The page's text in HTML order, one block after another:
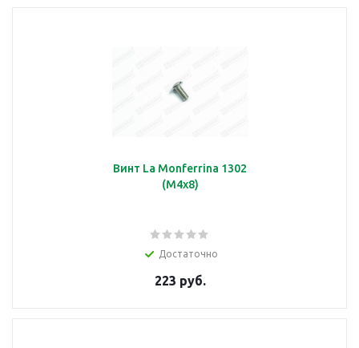
Винт La Monferrina 1302
(М4х8)
Достаточно
223 руб.